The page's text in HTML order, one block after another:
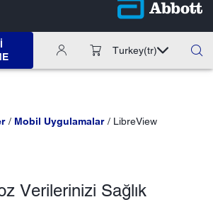
Turkey(tr)
Mobil Uygulamalar LibreView
Verilerinizi Sağlık